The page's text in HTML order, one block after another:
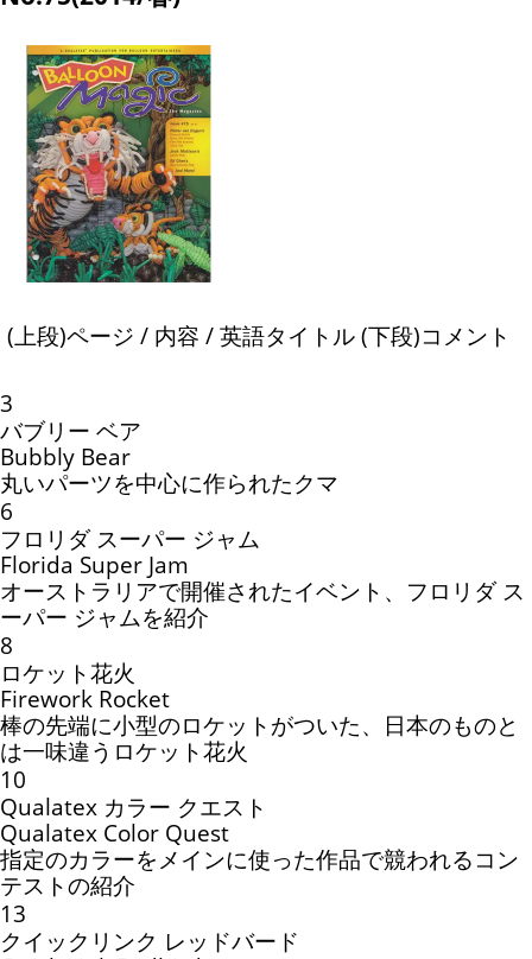
(上段)ページ / 内容 / 英語タイトル (下段)コメント
3
バブリー ベア
Bubbly Bear
丸いパーツを中心に作られたクマ
6
フロリダ スーパー ジャム
Florida Super Jam
オーストラリアで開催されたイベント、フロリダ ス
ーパー ジャムを紹介
8
ロケット花火
Firework Rocket
棒の先端に小型のロケットがついた、日本のものと
は一味違うロケット花火
10
Qualatex カラー クエスト
Qualatex Color Quest
指定のカラーをメインに使った作品で競われるコン
テストの紹介
13
クイックリンク レッドバード